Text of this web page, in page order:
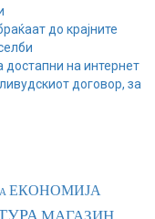
до крајните
достапни на интернет
договор, за
ЕКОНОМИЈА
МАГАЗИН